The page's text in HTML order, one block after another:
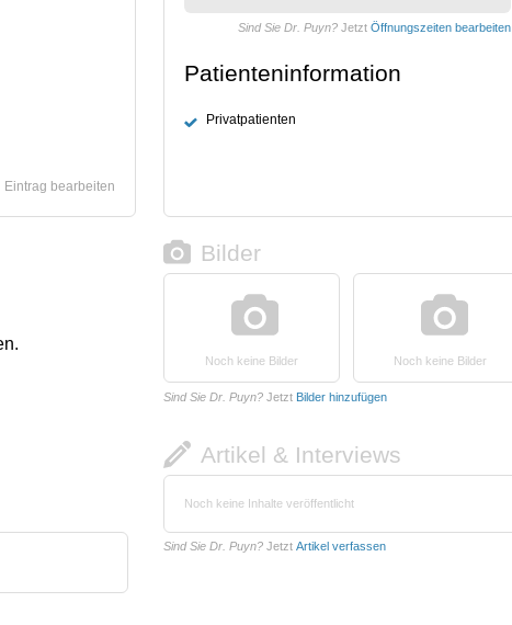
Eintrag bearbeiten
Sind Sie Dr. Puyn? Jetzt Öffnungszeiten bearbeiten
Patienteninformation
Privatpatienten
Bilder
Noch keine Bilder Noch keine Bilder
Sind Sie Dr. Puyn? Jetzt Bilder hinzufügen
Artikel & Interviews
Noch keine Inhalte veröffentlicht
Sind Sie Dr. Puyn? Jetzt Artikel verfassen